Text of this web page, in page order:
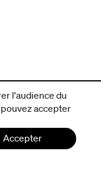
l'audience du
accepter
Accepter